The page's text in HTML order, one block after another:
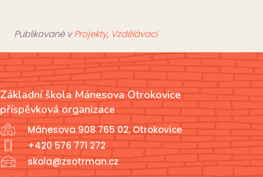
Publikované vProjekty, Vzdělávací
Základní škola Mánesova Otrokovice
příspěvková organizace
Mánesova 908 765 02, Otrokovice
+420 576 771 272
skola@zsotrman.cz